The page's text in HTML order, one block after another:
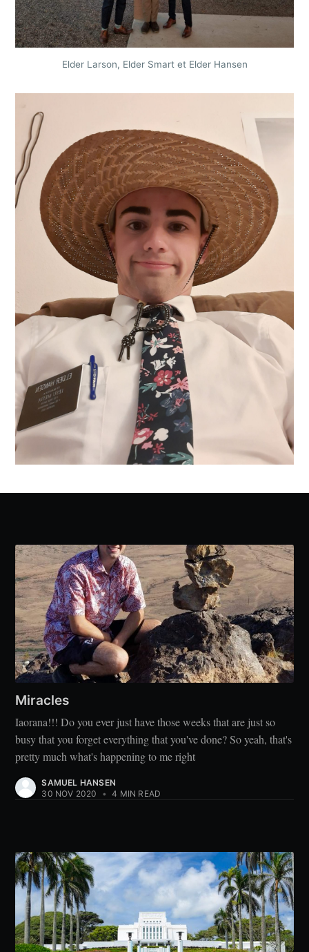
Elder Larson, Elder Smart et Elder Hansen
Miracles
Iaorana!!! Do you ever just have those weeks that are just so
busy that you forget everything that you've done? So yeah, that's
pretty much what's happening to me right
SAMUEL HANSEN
30 NOV 2020
• 4 MIN READ